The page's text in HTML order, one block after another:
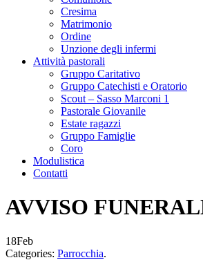
Cresima
Matrimonio
Ordine
Unzione degli infermi
Attività pastorali
Gruppo Caritativo
Gruppo Catechisti e Oratorio
Scout – Sasso Marconi 1
Pastorale Giovanile
Estate ragazzi
Gruppo Famiglie
Coro
Modulistica
Contatti
AVVISO
18Feb
Categories: Parrocchia.